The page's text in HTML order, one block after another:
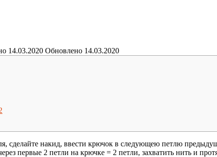
14.03.2020 Обновлено 14.03.2020
сделайте накид, ввести крючок в следующею петлю
первые 2 петли на крючке = 2 петли, захватить нить и